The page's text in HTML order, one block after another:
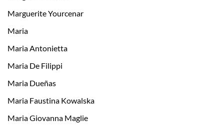
Marguerite Yourcenar
Maria
Maria Antonietta
Maria De Filippi
Maria Dueñas
Maria Faustina Kowalska
Maria Giovanna Maglie